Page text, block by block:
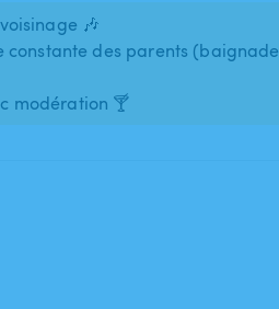
🎶
constante des parents (baignade
modération 🍸